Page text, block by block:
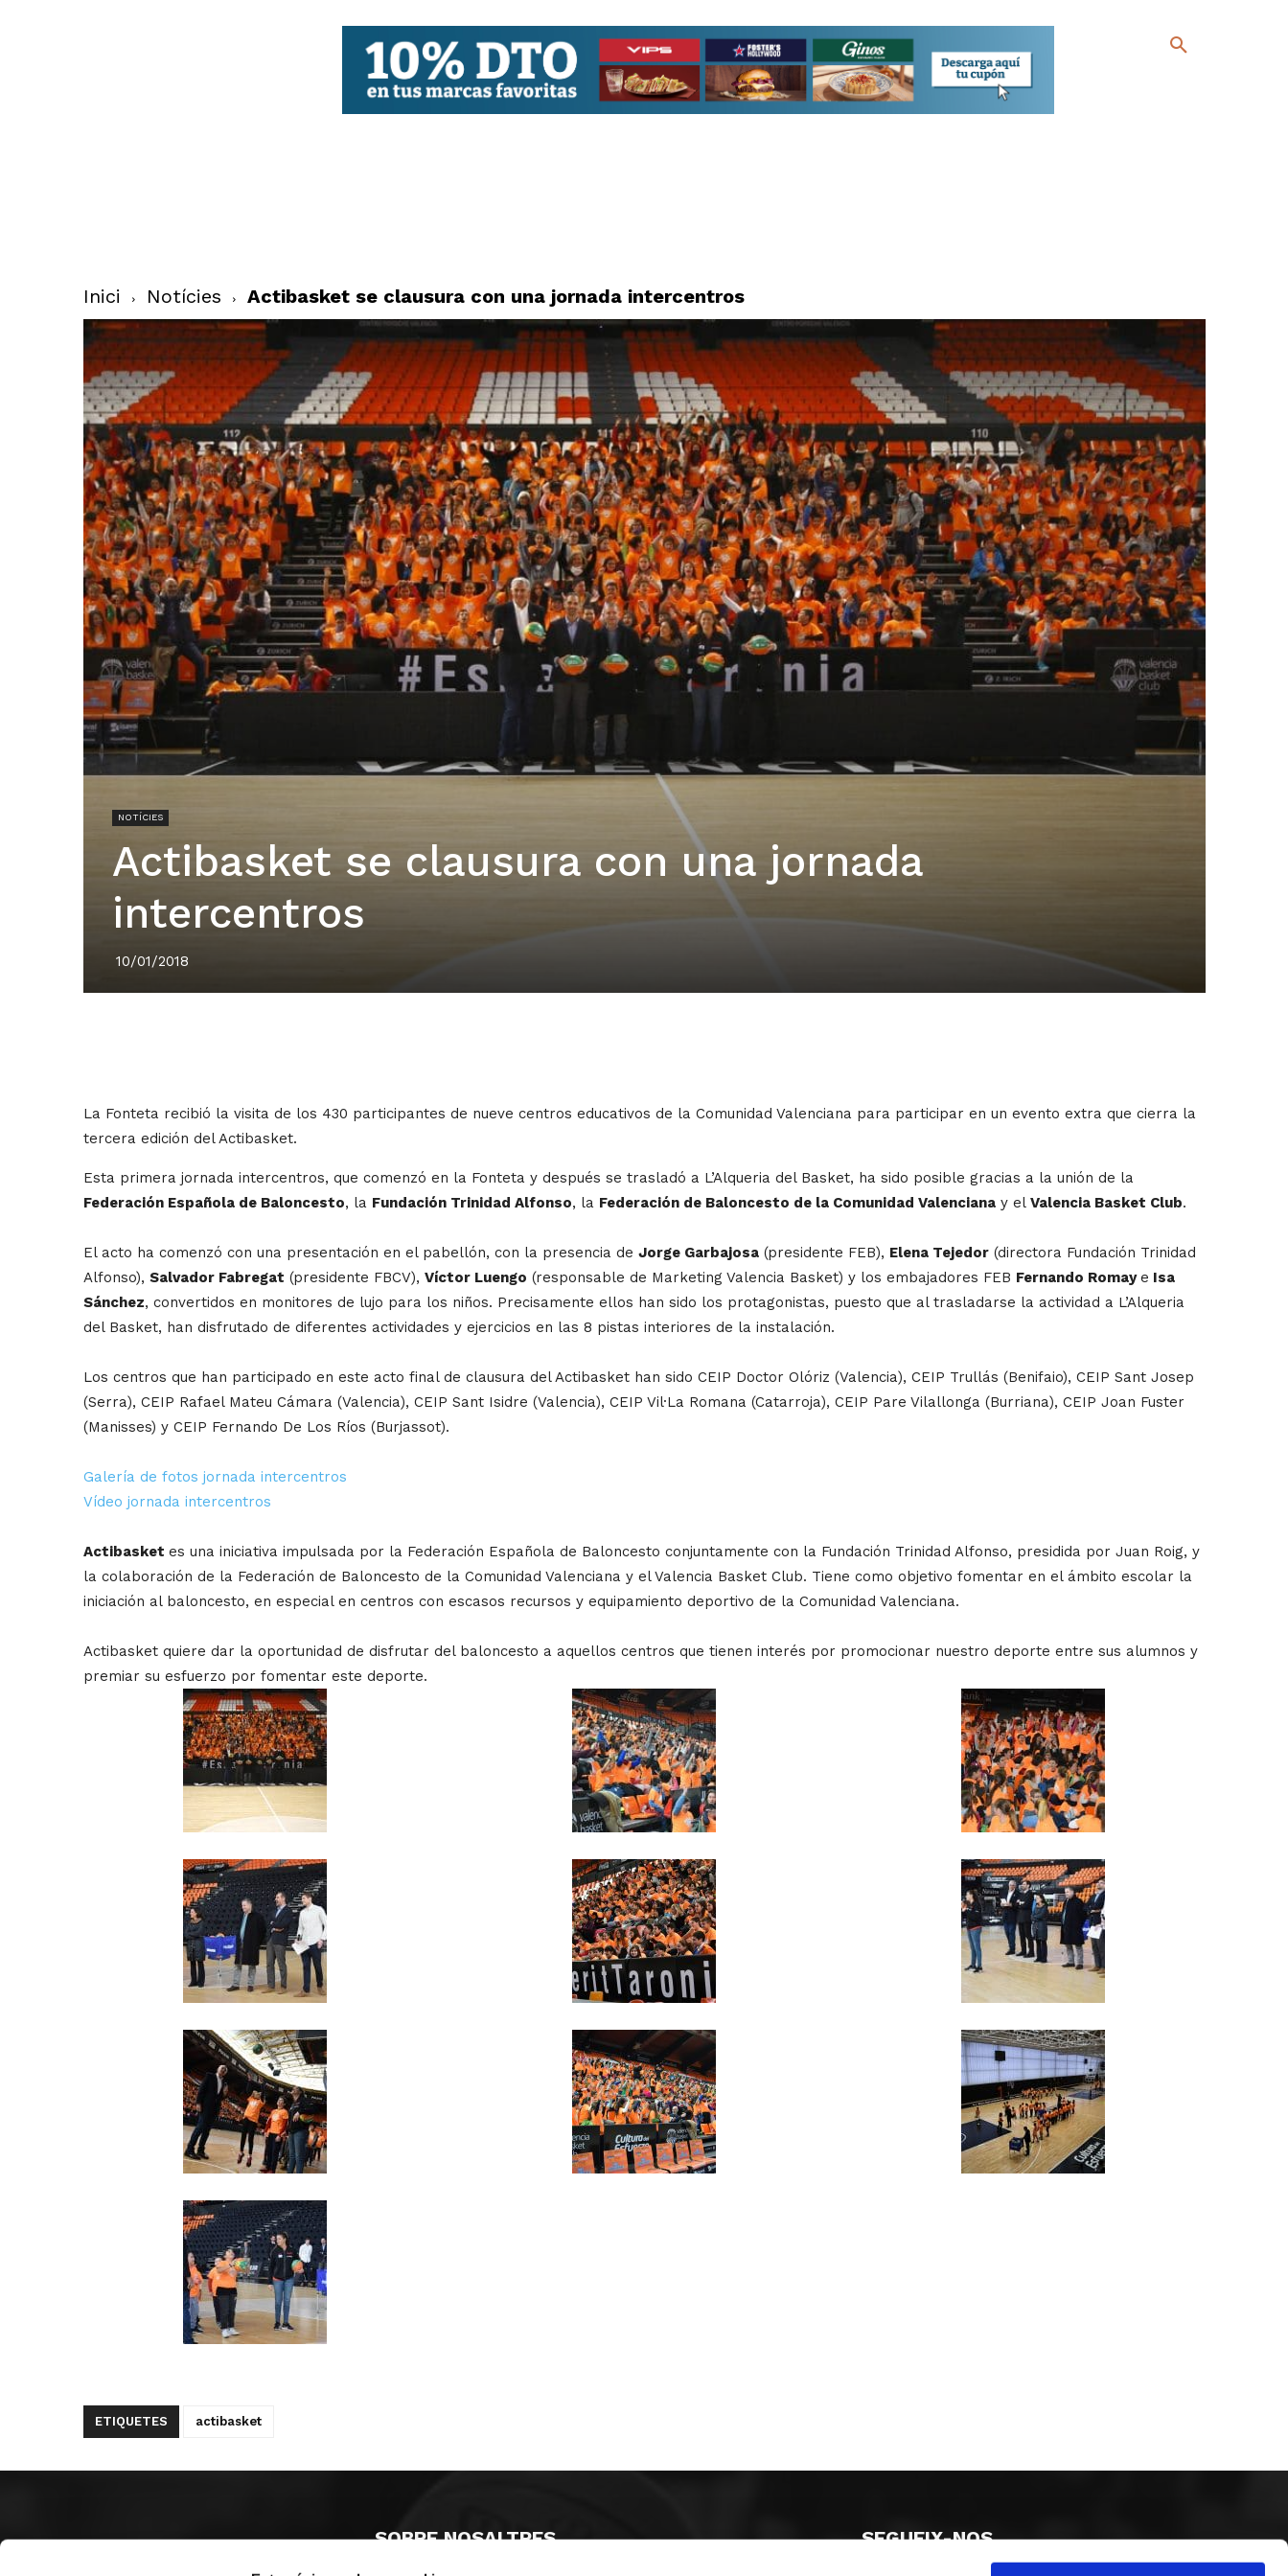
Inici Notícies Actibasket se clausura con una jornada intercentros
NOTÍCIES
Actibasket se clausura con una jornada
intercentros
10/01/2018
La Fonteta recibió la visita de los 430 participantes de nueve centros educativos de la Comunidad Valenciana para participar en un evento extra que cierra la
tercera edición del Actibasket.
Esta primera jornada intercentros, que comenzó en la Fonteta y después se trasladó a L’Alqueria del Basket, ha sido posible gracias a la unión de la
Federación Española de Baloncesto, la Fundación Trinidad Alfonso, la Federación de Baloncesto de la Comunidad Valencianay el Valencia Basket Club.
El acto ha comenzó con una presentación en el pabellón, con la presencia de Jorge Garbajosa(presidente FEB), Elena Tejedor(directora Fundación Trinidad
Alfonso), Salvador Fabregat (presidente FBCV), Víctor Luengo (responsable de Marketing Valencia Basket) y los embajadores FEB Fernando Romaye Isa
Sánchez, convertidos en monitores de lujo para los niños. Precisamente ellos han sido los protagonistas, puesto que al trasladarse la actividad a L’Alqueria
del Basket, han disfrutado de diferentes actividades y ejercicios en las 8 pistas interiores de la instalación.
Los centros que han participado en este acto final de clausura del Actibasket han sido CEIP Doctor Olóriz (Valencia), CEIP Trullás (Benifaio), CEIP Sant Josep
(Serra), CEIP Rafael Mateu Cámara (Valencia), CEIP Sant Isidre (Valencia), CEIP Vil·La Romana (Catarroja), CEIP Pare Vilallonga (Burriana), CEIP Joan Fuster
(Manisses) y CEIP Fernando De Los Ríos (Burjassot).
Galería de fotos jornada intercentros
Vídeo jornada intercentros
Actibasket es una iniciativa impulsada por la Federación Española de Baloncesto conjuntamente con la Fundación Trinidad Alfonso, presidida por Juan Roig, y
la colaboración de la Federación de Baloncesto de la Comunidad Valenciana y el Valencia Basket Club. Tiene como objetivo fomentar en el ámbito escolar la
iniciación al baloncesto, en especial en centros con escasos recursos y equipamiento deportivo de la Comunidad Valenciana.
Actibasket quiere dar la oportunidad de disfrutar del baloncesto a aquellos centros que tienen interés por promocionar nuestro deporte entre sus alumnos y
premiar su esfuerzo por fomentar este deporte.
ETIQUETES actibasket
SOBRE NOSALTRES SEGUEIX-NOS